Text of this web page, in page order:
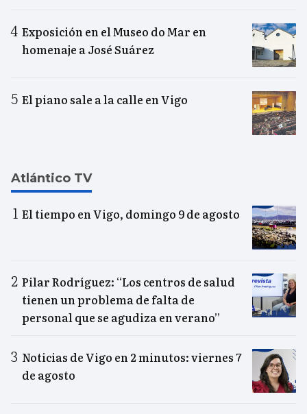
Exposición en el Museo do Mar en
homenaje a José Suárez
El piano sale a la calle en Vigo
Atlántico TV
El tiempo en Vigo, domingo 9 de agosto
Pilar Rodríguez: “Los centros de salud
tienen un problema de falta de
personal que se agudiza en verano”
Noticias de Vigo en 2 minutos: viernes 7
de agosto